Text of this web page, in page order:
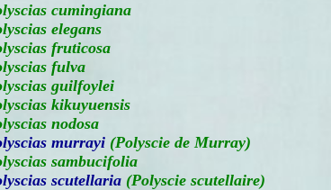
cumingiana
elegans
fruticosa
fulva
guilfoylei
kikuyuensis
nodosa
murrayi (Polyscie de Murray)
sambucifolia
scutellaria (Polyscie scutellaire)